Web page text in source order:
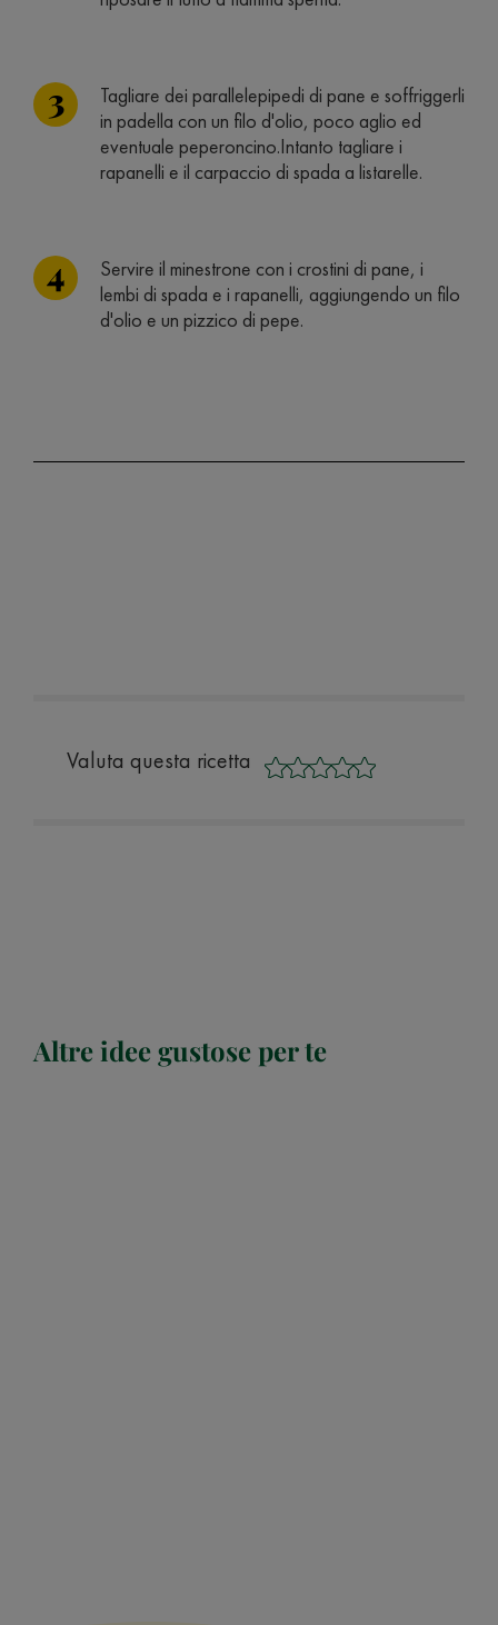
Tagliare dei parallelepipedi di pane e soffriggerli
in padella con un filo d'olio, poco aglio ed
eventuale peperoncino.Intanto tagliare i
rapanelli e il carpaccio di spada a listarelle.
Servire il minestrone con i crostini di pane, i
lembi di spada e i rapanelli, aggiungendo un filo
d'olio e un pizzico di pepe.
Valuta questa ricetta
Altre idee gustose per te